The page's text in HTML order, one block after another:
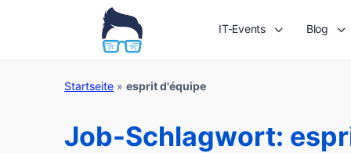
IT-Events Blog
Startseite » esprit d'équipe
Job-Schlagwort: